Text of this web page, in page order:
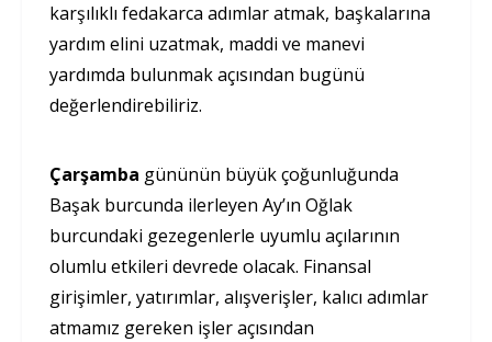
karşılıklı fedakarca adımlar atmak, başkalarına
yardım elini uzatmak, maddi ve manevi
yardımda bulunmak açısından bugünü
değerlendirebiliriz.
Çarşamba gününün büyük çoğunluğunda
Başak burcunda ilerleyen Ay’ın Oğlak
burcundaki gezegenlerle uyumlu açılarının
olumlu etkileri devrede olacak. Finansal
girişimler, yatırımlar, alışverişler, kalıcı adımlar
atmamız gereken işler açısından